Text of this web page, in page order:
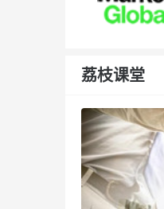
荔枝课堂